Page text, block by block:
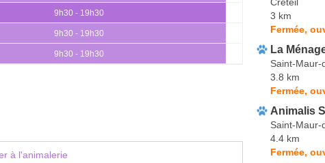
9h30 - 19h30
9h30 - 19h30
9h30 - 19h30
à l'animalerie
3 km
Fermée,
La
Saint-Maur-
3.8 km
Fermée,
Animalis
Saint-Maur-
4.4 km
Fermée,